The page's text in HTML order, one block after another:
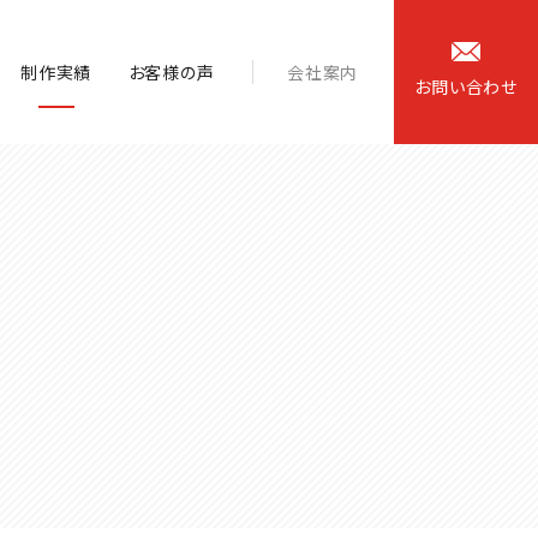
制作実績 お客様の声 会社案内
お問い合わせ